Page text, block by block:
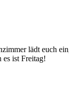
lädt euch
es ist Freitag!